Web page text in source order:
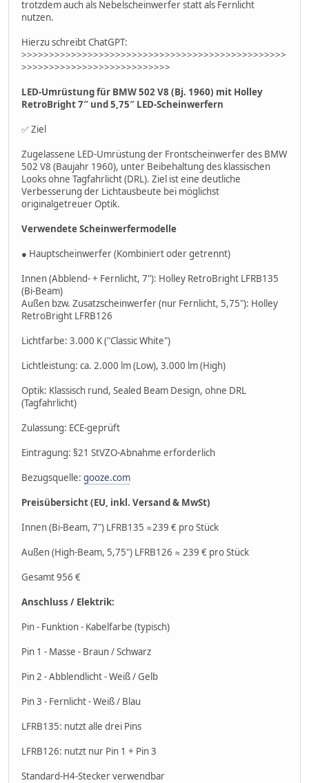
trotzdem auch als Nebelscheinwerfer statt als Fernlicht
nutzen.
Hierzu schreibt ChatGPT:
>>>>>>>>>>>>>>>>>>>>>>>>>>>>>>>>>>>>>>>>>>>>>>>>
>>>>>>>>>>>>>>>>>>>>>>>>>>>
LED-Umrüstung für BMW 502 V8 (Bj. 1960) mit Holley
RetroBright 7″ und 5,75″ LED-Scheinwerfern
✅ Ziel
Zugelassene LED-Umrüstung der Frontscheinwerfer des BMW
502 V8 (Baujahr 1960), unter Beibehaltung des klassischen
Looks ohne Tagfahrlicht (DRL). Ziel ist eine deutliche
Verbesserung der Lichtausbeute bei möglichst
originalgetreuer Optik.
Verwendete Scheinwerfermodelle
● Hauptscheinwerfer (Kombiniert oder getrennt)
Innen (Abblend- + Fernlicht, 7"): Holley RetroBright LFRB135
(Bi-Beam)
Außen bzw. Zusatzscheinwerfer (nur Fernlicht, 5,75"): Holley
RetroBright LFRB126
Lichtfarbe: 3.000 K ("Classic White")
Lichtleistung: ca. 2.000 lm (Low), 3.000 lm (High)
Optik: Klassisch rund, Sealed Beam Design, ohne DRL
(Tagfahrlicht)
Zulassung: ECE-geprüft
Eintragung: §21 StVZO-Abnahme erforderlich
Bezugsquelle: gooze.com
Preisübersicht (EU, inkl. Versand & MwSt)
Innen (Bi-Beam, 7") LFRB135 ≈239 € pro Stück
Außen (High-Beam, 5,75") LFRB126 ≈ 239 € pro Stück
Gesamt 956 €
Anschluss / Elektrik:
Pin - Funktion - Kabelfarbe (typisch)
Pin 1 - Masse - Braun / Schwarz
Pin 2 - Abblendlicht - Weiß / Gelb
Pin 3 - Fernlicht - Weiß / Blau
LFRB135: nutzt alle drei Pins
LFRB126: nutzt nur Pin 1 + Pin 3
Standard-H4-Stecker verwendbar